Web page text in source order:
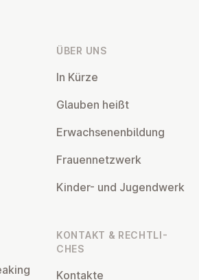
ÜBER UNS
In Kürze
Glauben heißt
Er­wach­se­nen­bil­dung
Frau­en­netz­werk
Kinder- und Ju­gend­werk
KONTAKT & RECHT­LI­
CHES
Kontakte